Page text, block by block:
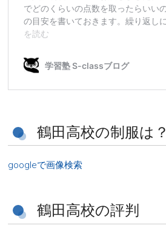
鶴田高校の制服は？
googleで画像検索
鶴田高校の評判